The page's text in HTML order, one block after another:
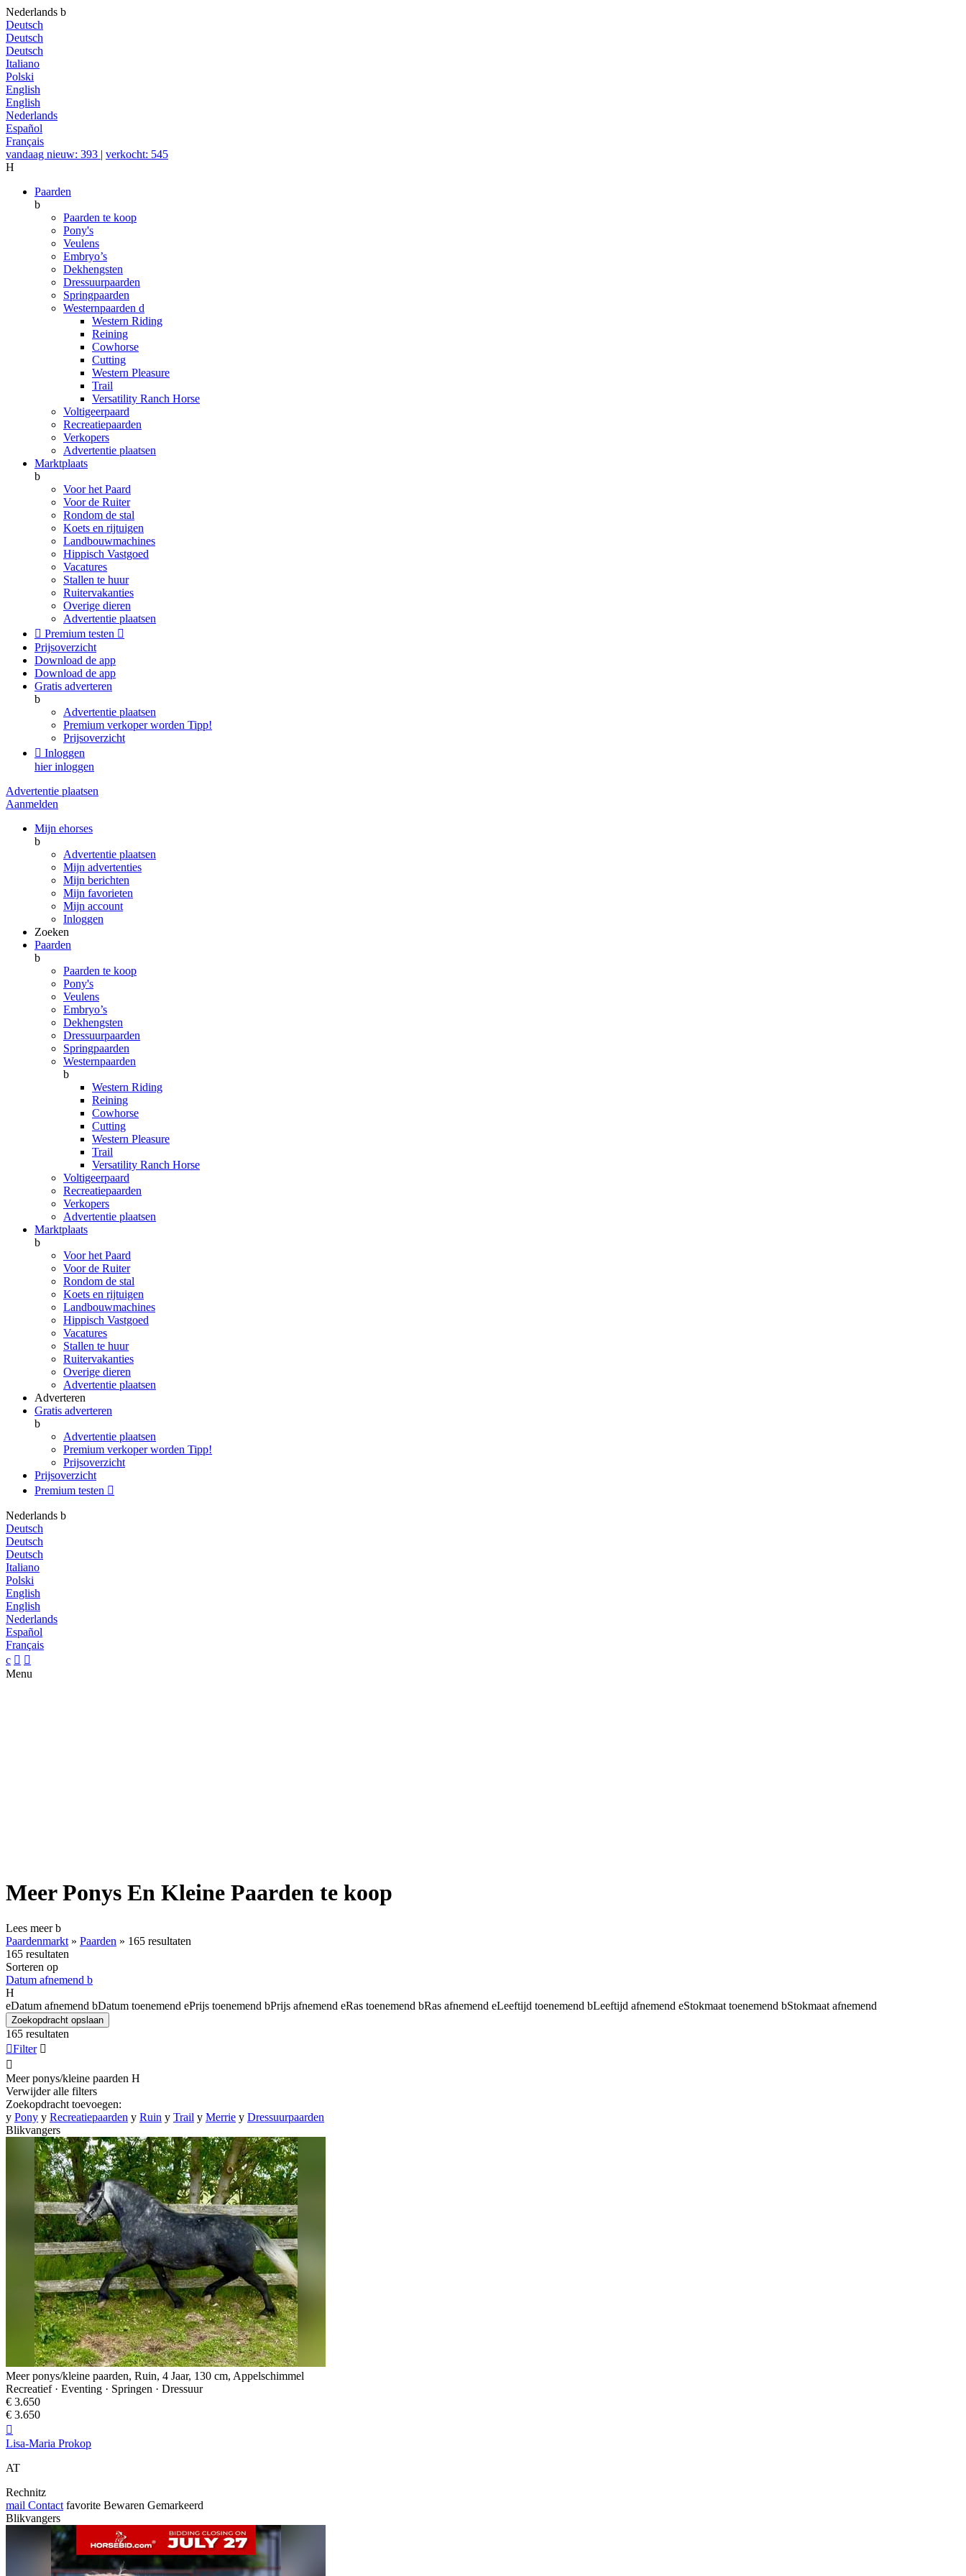
Nederlands b
Deutsch
Deutsch
Deutsch
Italiano
Polski
English
English
Nederlands
Español
Français
vandaag nieuw: 393 | verkocht: 545
H
Paarden
b
Paarden te koop
Pony's
Veulens
Embryo’s
Dekhengsten
Dressuurpaarden
Springpaarden
Westernpaarden d
Western Riding
Reining
Cowhorse
Cutting
Western Pleasure
Trail
Versatility Ranch Horse
Voltigeerpaard
Recreatiepaarden
Verkopers
Advertentie plaatsen
Marktplaats
b
Voor het Paard
Voor de Ruiter
Rondom de stal
Koets en rijtuigen
Landbouwmachines
Hippisch Vastgoed
Vacatures
Stallen te huur
Ruitervakanties
Overige dieren
Advertentie plaatsen
 Premium testen 
Prijsoverzicht
Download de app
Download de app
Gratis adverteren
b
Advertentie plaatsen
Premium verkoper worden Tipp!
Prijsoverzicht
 Inloggen
hier inloggen
Advertentie plaatsen
Aanmelden
Mijn ehorses
b
Advertentie plaatsen
Mijn advertenties
Mijn berichten
Mijn favorieten
Mijn account
Inloggen
Zoeken
Paarden
b
Paarden te koop
Pony's
Veulens
Embryo’s
Dekhengsten
Dressuurpaarden
Springpaarden
Westernpaarden
b
Western Riding
Reining
Cowhorse
Cutting
Western Pleasure
Trail
Versatility Ranch Horse
Voltigeerpaard
Recreatiepaarden
Verkopers
Advertentie plaatsen
Marktplaats
b
Voor het Paard
Voor de Ruiter
Rondom de stal
Koets en rijtuigen
Landbouwmachines
Hippisch Vastgoed
Vacatures
Stallen te huur
Ruitervakanties
Overige dieren
Advertentie plaatsen
Adverteren
Gratis adverteren
b
Advertentie plaatsen
Premium verkoper worden Tipp!
Prijsoverzicht
Prijsoverzicht
Premium testen 
Nederlands b
Deutsch
Deutsch
Deutsch
Italiano
Polski
English
English
Nederlands
Español
Français
c  
Menu
Meer Ponys En Kleine Paarden te koop
Lees meerb
Paardenmarkt » Paarden » 165 resultaten
165 resultaten
Sorteren op
Datum afnemend b
H
eDatum afnemend bDatum toenemend ePrijs toenemend bPrijs afnemend eRas toenemend bRas afnemend eLeeftijd toenemend bLeeftijd afnemend eStokmaat toenemend bStokmaat afnemend
Zoekopdracht opslaan
165 resultaten
Filter 

Meer ponys/kleine paarden H
Verwijder alle filters
Zoekopdracht toevoegen:
y Pony y Recreatiepaarden y Ruin y Trail y Merrie y Dressuurpaarden
Blikvangers
Meer ponys/kleine paarden, Ruin, 4 Jaar, 130 cm, Appelschimmel
Recreatief · Eventing · Springen · Dressuur
€ 3.650
€ 3.650

Lisa-Maria Prokop
AT
Rechnitz
mail Contact favorite Bewaren Gemarkeerd
Blikvangers